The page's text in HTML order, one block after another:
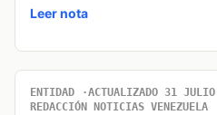
Leer nota
ENTIDAD ACTUALIZADO 31
REDACCIÓN NOTICIAS VENEZUELA